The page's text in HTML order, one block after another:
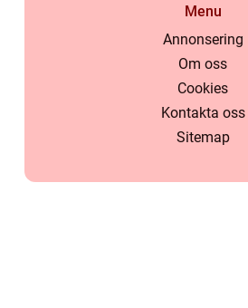
Menu
Annonsering
Om oss
Cookies
Kontakta oss
Sitemap